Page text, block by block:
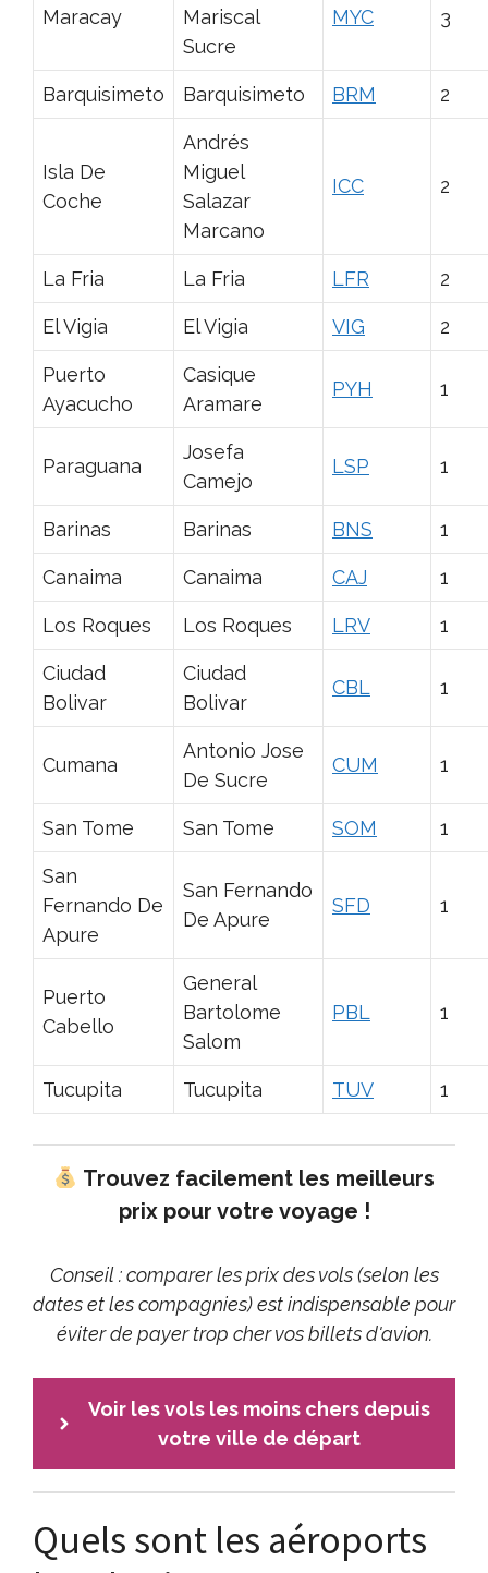
Maracay
Mariscal
Sucre
MYC 3
Barquisimeto Barquisimeto BRM 2
Isla De
Coche
Andrés
Miguel
Salazar
Marcano
ICC 2
La Fria La Fria LFR 2
El Vigia El Vigia VIG 2
Puerto
Ayacucho
Casique
Aramare
PYH 1
Paraguana
Josefa
Camejo
LSP 1
Barinas Barinas BNS 1
Canaima Canaima CAJ 1
Los Roques Los Roques LRV 1
Ciudad
Bolivar
Ciudad
Bolivar
CBL 1
Cumana
Antonio Jose
De Sucre
CUM 1
San Tome San Tome SOM 1
San
Fernando De
Apure
San Fernando
De Apure
SFD 1
Puerto
Cabello
General
Bartolome
Salom
PBL 1
Tucupita Tucupita TUV 1
Trouvez facilement les meilleurs
prix pour votre voyage !
Conseil : comparer les prix des vols (selon les
dates et les compagnies) est indispensable pour
éviter de payer trop cher vos billets d'avion.
Voir les vols les moins chers depuis
votre ville de départ
Quels sont les aéroports